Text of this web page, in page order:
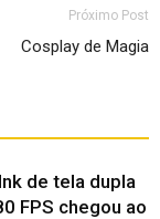
Próximo Post
Cosplay de Magia
de tela dupla
FPS chegou ao